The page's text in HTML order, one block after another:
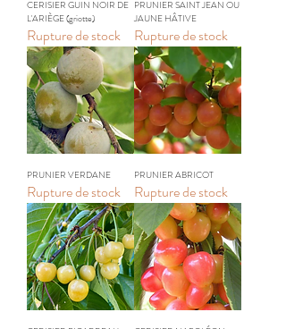
CERISIER GUIN NOIR DE
L'ARIÈGE (griotte)
Rupture de stock
PRUNIER SAINT JEAN OU
JAUNE HÂTIVE
Rupture de stock
PRUNIER VERDANE
Rupture de stock
PRUNIER ABRICOT
Rupture de stock